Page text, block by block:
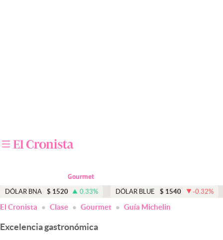
Otras secciones
Apertura
Infotechnology
Gourmet
DÓLAR BNA $ 1520 0.33% DÓLAR BLUE $ 1540 -0.32%
El Cronista Clase Gourmet Guía Michelin
Excelencia gastronómica